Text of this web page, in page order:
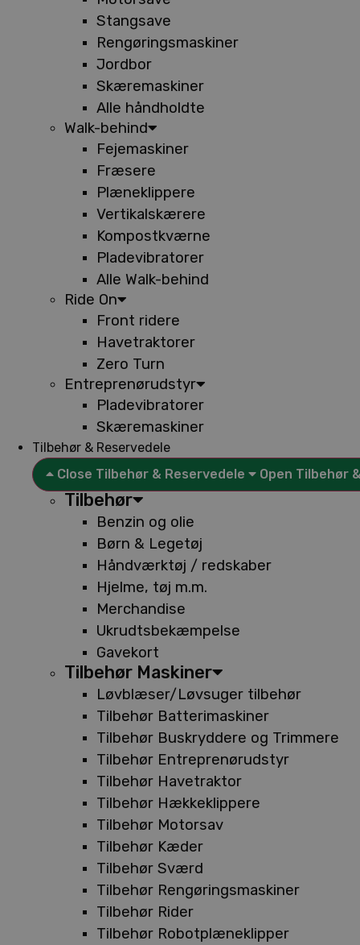
Stangsave
Rengøringsmaskiner
Jordbor
Skæremaskiner
Alle håndholdte
Walk-behind
Fejemaskiner
Fræsere
Plæneklippere
Vertikalskærere
Kompostkværne
Pladevibratorer
Alle Walk-behind
Ride On
Front ridere
Havetraktorer
Zero Turn
Entreprenørudstyr
Pladevibratorer
Skæremaskiner
Tilbehør & Reservedele
Close Tilbehør & Reservedele
Open Tilbehør
Tilbehør
Benzin og olie
Børn & Legetøj
Håndværktøj / redskaber
Hjelme, tøj m.m.
Merchandise
Ukrudtsbekæmpelse
Gavekort
Tilbehør Maskiner
Løvblæser/Løvsuger tilbehør
Tilbehør Batterimaskiner
Tilbehør Buskryddere og Trimmere
Tilbehør Entreprenørudstyr
Tilbehør Havetraktor
Tilbehør Hækkeklippere
Tilbehør Motorsav
Tilbehør Kæder
Tilbehør Sværd
Tilbehør Rengøringsmaskiner
Tilbehør Rider
Tilbehør Robotplæneklipper